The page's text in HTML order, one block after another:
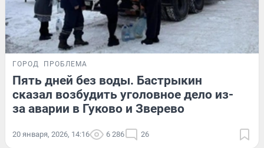
ГОРОД ПРОБЛЕМА
Пять дней без воды. Бастрыкин
сказал возбудить уголовное дело из-
за аварии в Гуково и Зверево
20 января, 2026, 14:16 6 286 26